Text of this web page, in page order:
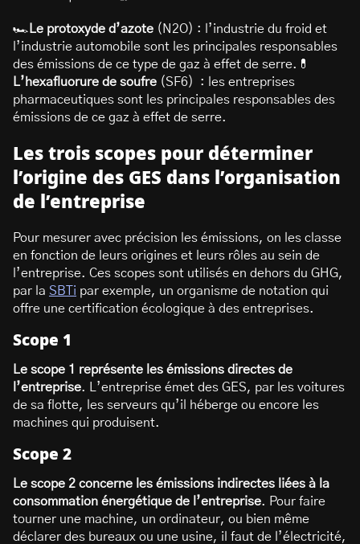
🏎️ Le protoxyde d’azote (N2O) : l’industrie du froid et
l’industrie automobile sont les principales responsables
des émissions de ce type de gaz à effet de serre.💊
L’hexafluorure de soufre (SF6) : les entreprises
pharmaceutiques sont les principales responsables des
émissions de ce gaz à effet de serre.
Les trois scopes pour déterminer
l’origine des GES dans l’organisation
de l’entreprise
Pour mesurer avec précision les émissions, on les classe
en fonction de leurs origines et leurs rôles au sein de
l’entreprise. Ces scopes sont utilisés en dehors du GHG,
par la SBTi par exemple, un organisme de notation qui
offre une certification écologique à des entreprises.
Scope 1
Le scope 1 représente les émissions directes de
l’entreprise. L’entreprise émet des GES, par les voitures
de sa flotte, les serveurs qu’il héberge ou encore les
machines qui produisent.
Scope 2
Le scope 2 concerne les émissions indirectes liées à la
consommation énergétique de l’entreprise. Pour faire
tourner une machine, un ordinateur, ou bien même
déclarer des bureaux ou une usine, il faut de l’électricité,